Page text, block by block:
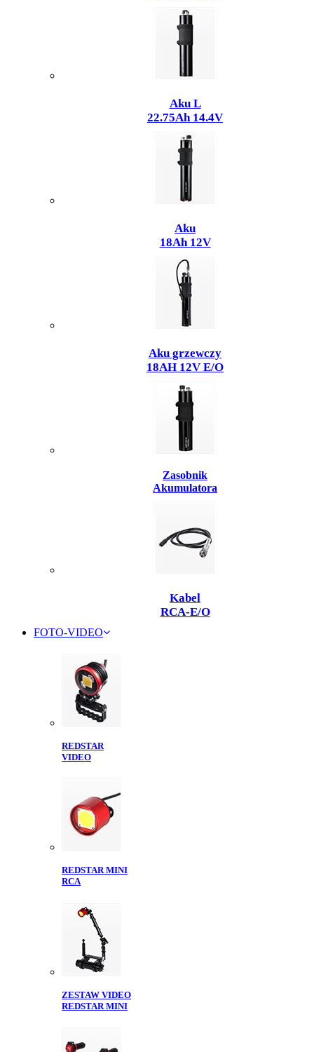
Aku L
22.75Ah 14.4V
Aku
18Ah 12V
Aku grzewczy
18AH 12V E/O
Zasobnik
Akumulatora
Kabel
RCA-E/O
FOTO-VIDEO
REDSTAR
VIDEO
REDSTAR MINI
RCA
ZESTAW VIDEO
REDSTAR MINI